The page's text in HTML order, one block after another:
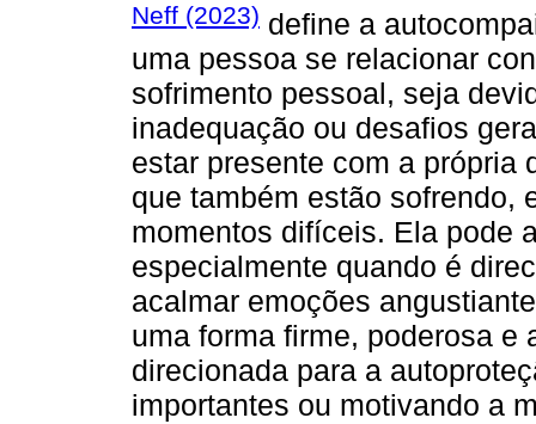
Neff (2023) define a
uma pessoa se relacionar
sofrimento pessoal, seja
inadequação ou desafios
estar presente com a própria
que também estão sofrendo,
momentos difíceis. Ela pode
especialmente quando é
acalmar emoções
uma forma firme, poderosa e
direcionada para a
importantes ou motivando a